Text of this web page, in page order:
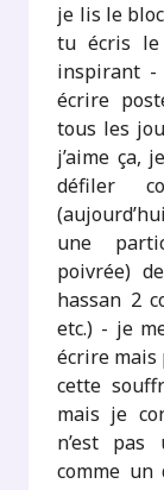
je lis le
tu écris
inspirant -
écrire
tous les
j’aime ça,
défiler
une
poivrée)
hassan 2
etc.) - je
écrire
cette
mais je
n’est
comme un